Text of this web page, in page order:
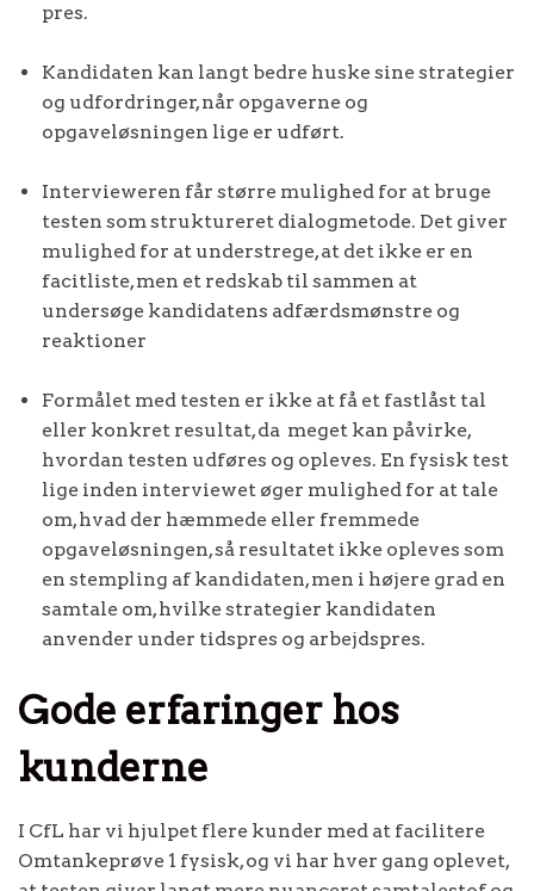
pres.
Kandidaten kan langt bedre huske sine strategier
og udfordringer, når opgaverne og
opgaveløsningen lige er udført.
Intervieweren får større mulighed for at bruge
testen som struktureret dialogmetode. Det giver
mulighed for at understrege, at det ikke er en
facitliste, men et redskab til sammen at
undersøge kandidatens adfærdsmønstre og
reaktioner
Formålet med testen er ikke at få et fastlåst tal
eller konkret resultat, da meget kan påvirke,
hvordan testen udføres og opleves. En fysisk test
lige inden interviewet øger mulighed for at tale
om, hvad der hæmmede eller fremmede
opgaveløsningen, så resultatet ikke opleves som
en stempling af kandidaten, men i højere grad en
samtale om, hvilke strategier kandidaten
anvender under tidspres og arbejdspres.
Gode erfaringer hos
kunderne
I CfL har vi hjulpet flere kunder med at facilitere
Omtankeprøve 1 fysisk, og vi har hver gang oplevet,